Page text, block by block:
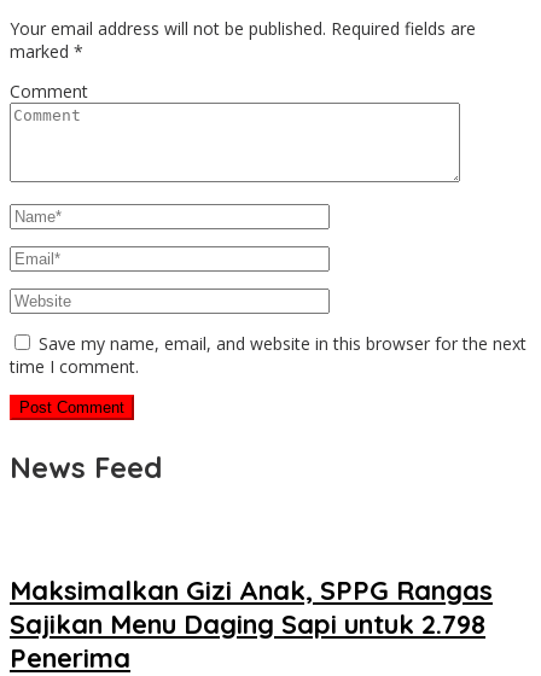
Your email address will not be published. Required fields are
marked *
Comment
Save my name, email, and website in this browser for the next
time I comment.
News Feed
Maksimalkan Gizi Anak, SPPG Rangas
Sajikan Menu Daging Sapi untuk 2.798
Penerima